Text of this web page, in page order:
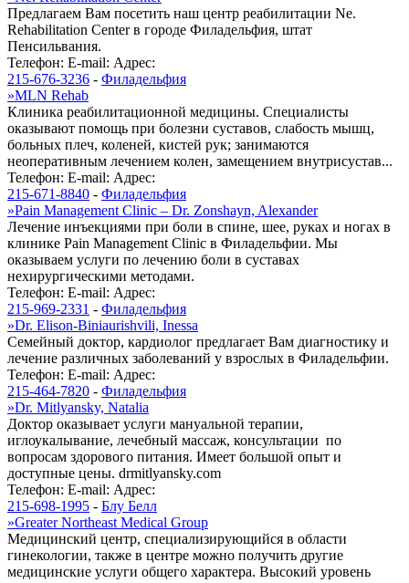
Предлагаем Вам посетить наш центр реабилитации Ne.
Rehabilitation Center в городе Филадельфия, штат
Пенсильвания.
Телефон: E-mail: Адрес:
215-676-3236 - Филадельфия
»MLN Rehab
Клиника реабилитационной медицины. Специалисты
оказывают помощь при болезни суставов, слабость мышц,
больных плеч, коленей, кистей рук; занимаются
неоперативным лечением колен, замещением внутрисустав...
Телефон: E-mail: Адрес:
215-671-8840 - Филадельфия
»Pain Management Clinic – Dr. Zonshayn, Alexander
Лечение инъекциями при боли в спине, шее, руках и ногах в
клинике Pain Management Clinic в Филадельфии. Мы
оказываем услуги по лечению боли в суставах
нехирургическими методами.
Телефон: E-mail: Адрес:
215-969-2331 - Филадельфия
»Dr. Elison-Biniaurishvili, Inessa
Семейный доктор, кардиолог предлагает Вам диагностику и
лечение различных заболеваний у взрослых в Филадельфии.
Телефон: E-mail: Адрес:
215-464-7820 - Филадельфия
»Dr. Mitlyansky, Natalia
Доктор оказывает услуги мануальной терапии,
иглоукалывание, лечебный массаж, консультации по
вопросам здорового питания. Имеет большой опыт и
доступные цены. drmitlyansky.com
Телефон: E-mail: Адрес:
215-698-1995 - Блу Белл
»Greater Northeast Medical Group
Медицинский центр, специализирующийся в области
гинекологии, также в центре можно получить другие
медицинские услуги общего характера. Высокий уровень